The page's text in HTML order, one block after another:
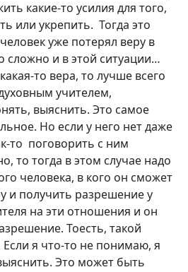
какие-то усилия для того,
или укрепить. Тогда это
уже потерял веру в
сложно и в этой ситуации…
то вера, то лучше всего
учителем,
выяснить. Это самое
Но если у него нет даже
то поговорить с ним
то тогда в этом случае надо
человека, в кого он сможет
и получить разрешение у
на эти отношения и он
Тоесть, такой
я что-то не понимаю, я
Это может быть